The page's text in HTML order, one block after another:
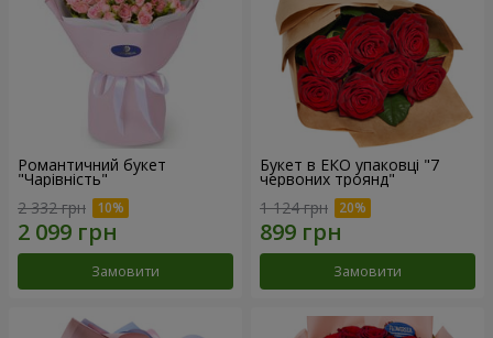
Романтичний букет
"Чарівність"
2 332 грн
Замовити
Букет в ЕКО упаковці "7
червоних троянд"
1 124 грн
Замовити